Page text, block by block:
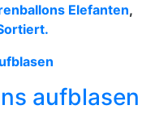
Elefanten,
aufblasen